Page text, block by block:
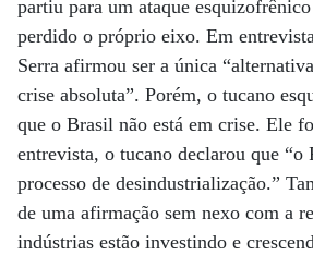
partiu para um ataque
perdido o próprio eixo. Em
Serra afirmou ser a única
crise absoluta”. Porém, o tucano
que o Brasil não está em crise. Ele
entrevista, o tucano declarou que “o
processo de desindustrialização.”
de uma afirmação sem nexo com a
indústrias estão investindo e